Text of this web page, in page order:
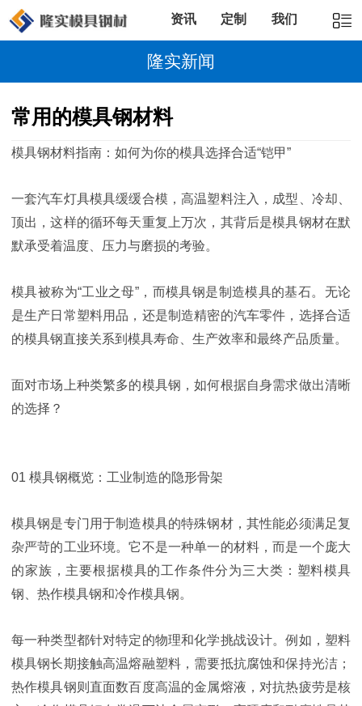
资讯 定制 我们
隆实新闻
常用的模具钢材料
模具钢材料指南：如何为你的模具选择合适“铠甲”
一套汽车灯具模具缓缓合模，高温塑料注入，成型、冷却、
顶出，这样的循环每天重复上万次，其背后是模具钢材在默
默承受着温度、压力与磨损的考验。
模具被称为“工业之母”，而模具钢是制造模具的基石。无论
是生产日常塑料用品，还是制造精密的汽车零件，选择合适
的模具钢直接关系到模具寿命、生产效率和最终产品质量。
面对市场上种类繁多的模具钢，如何根据自身需求做出清晰
的选择？
01 模具钢概览：工业制造的隐形骨架
模具钢是专门用于制造模具的特殊钢材，其性能必须满足复
杂严苛的工业环境。它不是一种单一的材料，而是一个庞大
的家族，主要根据模具的工作条件分为三大类：塑料模具
钢、热作模具钢和冷作模具钢。
每一种类型都针对特定的物理和化学挑战设计。例如，塑料
模具钢长期接触高温熔融塑料，需要抵抗腐蚀和保持光洁；
热作模具钢则直面数百度高温的金属熔液，对抗热疲劳是核